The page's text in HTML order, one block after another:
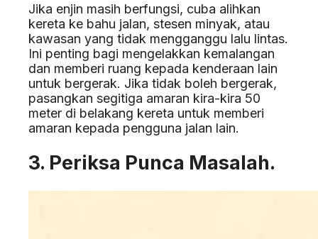
Jika enjin masih berfungsi, cuba alihkan
kereta ke bahu jalan, stesen minyak, atau
kawasan yang tidak mengganggu lalu lintas.
Ini penting bagi mengelakkan kemalangan
dan memberi ruang kepada kenderaan lain
untuk bergerak. Jika tidak boleh bergerak,
pasangkan segitiga amaran kira-kira 50
meter di belakang kereta untuk memberi
amaran kepada pengguna jalan lain.
3. Periksa Punca Masalah.